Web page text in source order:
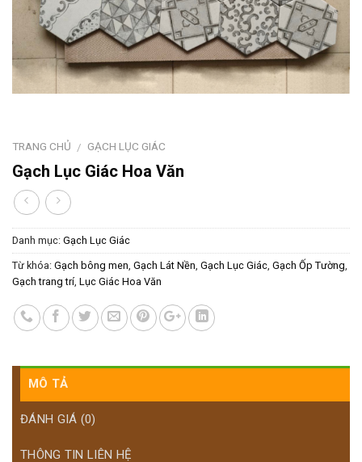
TRANG CHỦ / GẠCH LỤC GIÁC
Gạch Lục Giác Hoa Văn
Danh mục: Gạch Lục Giác
Từ khóa: Gạch bông men, Gạch Lát Nền, Gạch Lục Giác, Gạch Ốp Tường,
Gạch trang trí, Lục Giác Hoa Văn
MÔ TẢ
ĐÁNH GIÁ (0)
THÔNG TIN LIÊN HỆ